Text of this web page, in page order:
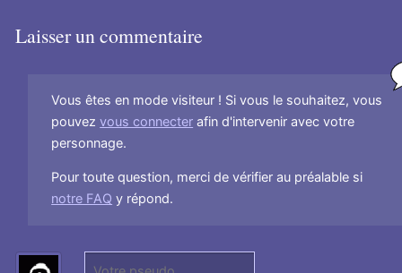
Laisser un commentaire
Vous êtes en mode visiteur ! Si vous le souhaitez, vous
pouvezvous connecter afin d'intervenir avec votre
personnage.
Pour toute question, merci de vérifier au préalable si
notre FAQ y répond.